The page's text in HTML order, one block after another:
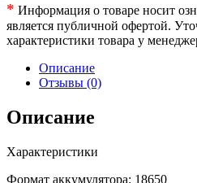
* Информация о товаре носит
является публичной офертой.
характеристики товара у
Описание
Отзывы (0)
Описание
Характеристики
Формат аккумулятора: 18650